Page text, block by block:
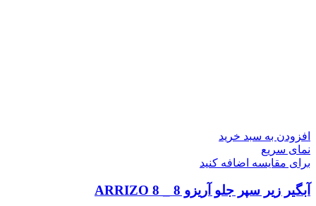
افزودن به سبد خرید
نمای سریع
برای مقایسه اضافه کنید
آبگیر زیر سپر جلو آریزو 8 _ ARRIZO 8